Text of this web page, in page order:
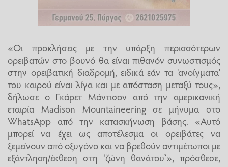
«Οι προκλήσεις με την υπάρξη περισσότερων
ορειβατών στο βουνό θα είναι πιθανόν συνωστισμός
στην ορειβατική διαδρομή, ειδικά εάν τα 'ανοίγματα'
του καιρού είναι λίγα και με απόσταση μεταξύ τους»,
δήλωσε ο Γκάρετ Μάντισον από την αμερικανική
εταιρία Madison Mountaineering σε μήνυμα στο
WhatsApp από την κατασκήνωση βάσης. «Αυτό
μπορεί να έχει ως αποτέλεσμα οι ορειβάτες να
ξεμείνουν από οξυγόνο και να βρεθούν αντιμέτωποι με
εξάντληση/έκθεση στη ‘ζώνη θανάτου’», πρόσθεσε,